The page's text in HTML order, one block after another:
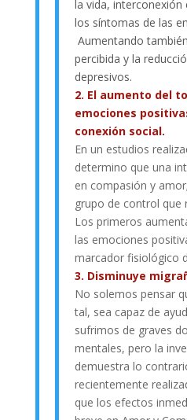
la vida,
los síntomas de las
Aumentando
percibida y la
depresivos.
2. El aumento del
emociones
conexión social.
En un estudios
determino que una
en compasión y
grupo de control que
Los primeros
las emociones
marcador fisiológico
3. Disminuye
No solemos pensar
tal, sea capaz de
sufrimos de graves
mentales, pero la
demuestra lo
recientemente
que los efectos